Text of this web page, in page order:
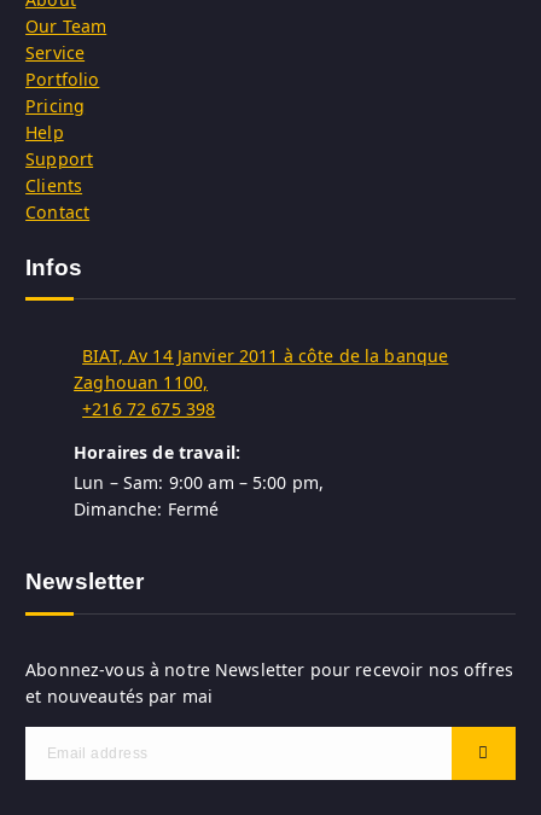
Our Team
Service
Portfolio
Pricing
Help
Support
Clients
Contact
Infos
BIAT, Av 14 Janvier 2011 à côte de la banque
Zaghouan 1100,
+216 72 675 398
Horaires de travail:
Lun – Sam: 9:00 am – 5:00 pm,
Dimanche: Fermé
Newsletter
Abonnez-vous à notre Newsletter pour recevoir nos offres
et nouveautés par mai